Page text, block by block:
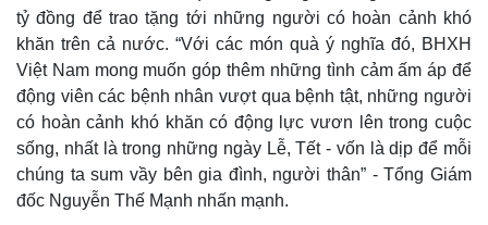
tỷ đồng để trao tặng tới những người có hoàn cảnh khó
khăn trên cả nước. “Với các món quà ý nghĩa đó, BHXH
Việt Nam mong muốn góp thêm những tình cảm ấm áp để
động viên các bệnh nhân vượt qua bệnh tật, những người
có hoàn cảnh khó khăn có động lực vươn lên trong cuộc
sống, nhất là trong những ngày Lễ, Tết - vốn là dịp để mỗi
chúng ta sum vầy bên gia đình, người thân” - Tổng Giám
đốc Nguyễn Thế Mạnh nhấn mạnh.